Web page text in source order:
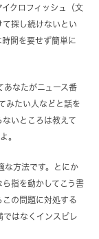
クロフィッシュ（文
探し続けないとい
間を要せず簡単に
あなたがニュース番
みたい人などと話を
いところは教えて
。
な方法です。とにか
指を動かしてこう書
の問題に対処する
ではなくインスピレ